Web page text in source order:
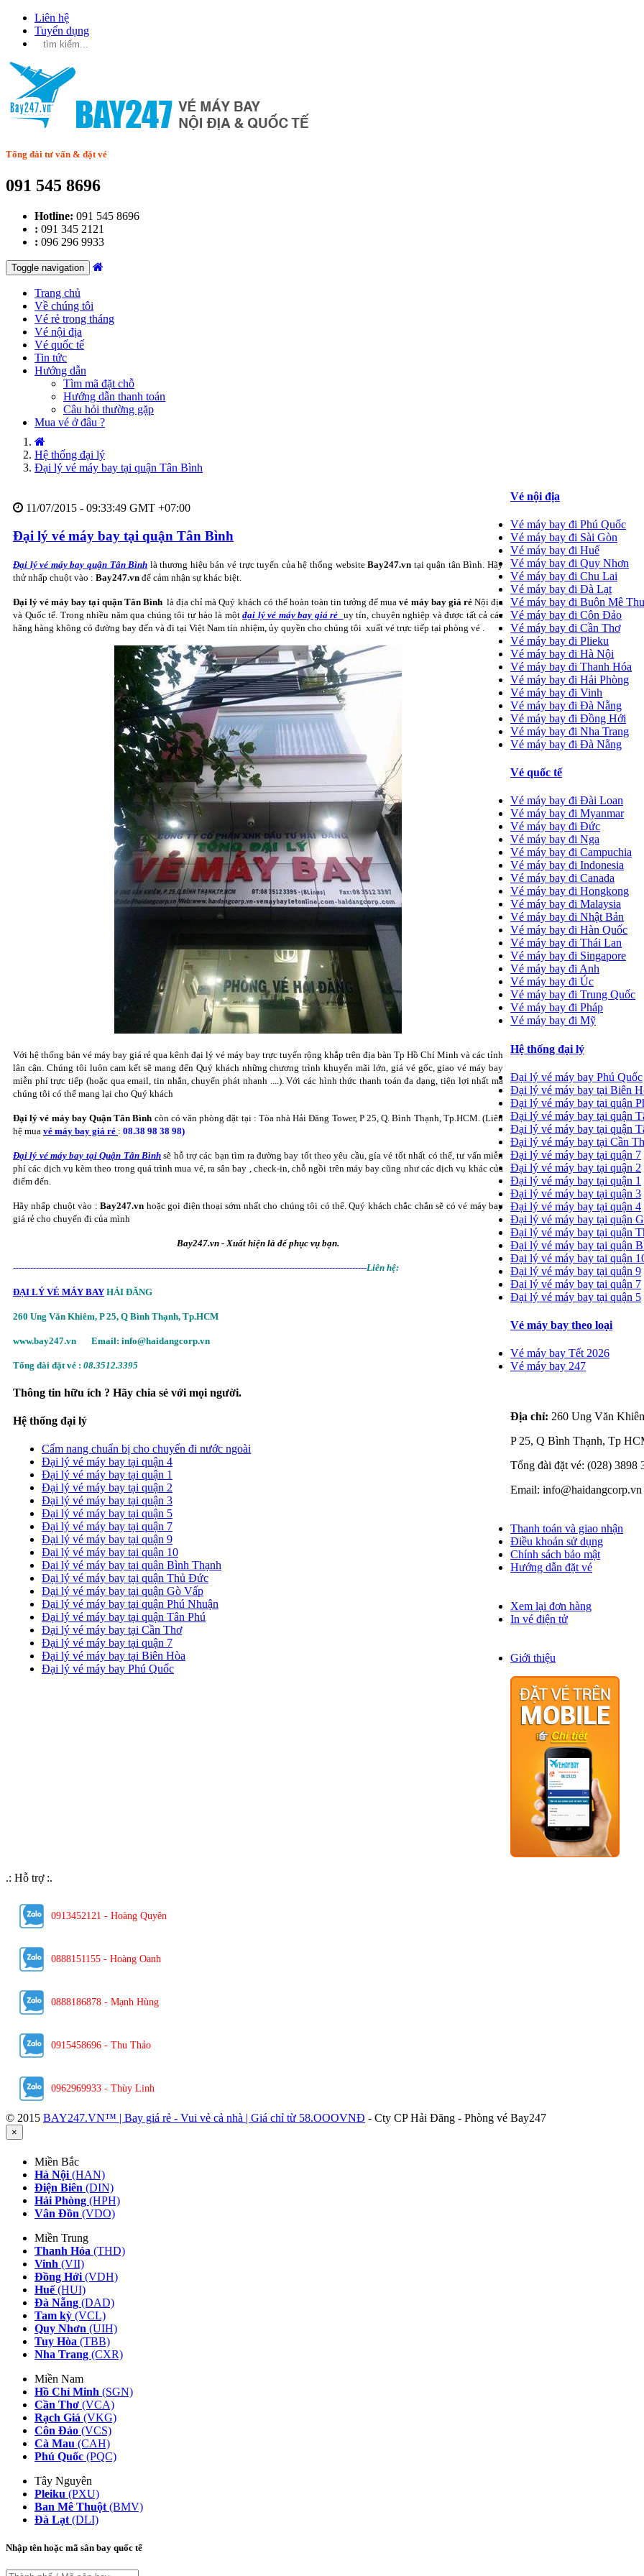
Liên hệ
Tuyển dụng
Tổng đài tư vấn & đặt vé
091 545 8696
Hotline: 091 545 8696
: 091 345 2121
: 096 296 9933
Toggle navigation
Trang chủ
Về chúng tôi
Vé rẻ trong tháng
Vé nội địa
Vé quốc tế
Tin tức
Hướng dẫn
Tìm mã đặt chỗ
Hướng dẫn thanh toán
Câu hỏi thường gặp
Mua vé ở đâu ?
Hệ thống đại lý
Đại lý vé máy bay tại quận Tân Bình
11/07/2015 - 09:33:49 GMT +07:00
Đại lý vé máy bay tại quận Tân Bình
Đại lý vé máy bay quận Tân Bình là thương hiệu bán vé trực tuyến của hệ thống websiteBay247.vn tại quận tân Bình. Hãy
thử nhấp chuột vào : Bay247.vn để cảm nhận sự khác biệt.
Đại lý vé máy bay tại quận Tân Bình là địa chỉ mà Quý khách có thể hoàn toàn tin tưởng để muavé máy bay giá rẻNội địa
và Quốc tế. Trong nhiều năm qua chúng tôi tự hào là mộtđại lý vé máy bay giá rẻ uy tín, chuyên nghiệp và được tất cả các
hãng hàng không có đường bay đến và đi tại Việt Nam tín nhiệm, ủy quyền cho chúng tôi xuất vé trực tiếp tại phòng vé .
Với hệ thống bán vé máy bay giá rẻ qua kênh đại lý vé máy bay trực tuyến rộng khắp trên địa bàn Tp Hồ Chí Minh và các tỉnh
lân cận. Chúng tôi luôn cam kết sẽ mang đến Quý khách những chương trình khuyến mãi lớn, giá vé gốc, giao vé máy bay
miễn phí trực tiếp (hoặc qua email, tin nhắn, chuyển phát nhanh ....). Với các hình thức thanh toán đa dạng, tiện lợi nhất mà
chúng tôi có thể mang lại cho Quý khách
Đại lý vé máy bay Quận Tân Bình còn có văn phòng đặt tại : Tòa nhà Hải Đăng Tower, P 25, Q. Bình Thạnh, Tp.HCM. (Liên
hệ mua vé máy bay giá rẻ : 08.38 98 38 98)
Đại lý vé máy bay tại Quận Tân Bìnhsẽ hỗ trợ các bạn tìm ra đường bay tốt theo yêu cầu, gía vé tốt nhất có thể, tư vấn miễn
phí các dịch vụ kèm theo trong quá trình mua vé, ra sân bay , check-in, chỗ ngồi trên máy bay cũng như các dịch vụ khác của
điểm đến.
Hãy nhấp chuột vào :Bay247.vn hoặc gọi điện thoại sớm nhất cho chúng tôi có thể. Quý khách chắc chắn sẽ có vé máy bay
giá rẻ cho chuyến đi của mình
Bay247.vn - Xuất hiện là để phục vụ bạn.
---------------------------------------------------------------------------------------------------------------------------Liên hệ:
ĐẠI LÝ VÉ MÁY BAY HẢI ĐĂNG
260 Ung Văn Khiêm, P 25, Q Bình Thạnh, Tp.HCM
www.bay247.vn Email: info@haidangcorp.vn
Tổng đài đặt vé : 08.3512.3395
Thông tin hữu ích ? Hãy chia sẻ với mọi người.
Hệ thống đại lý
Cẩm nang chuẩn bị cho chuyến đi nước ngoài
Đại lý vé máy bay tại quận 4
Đại lý vé máy bay tại quận 1
Đại lý vé máy bay tại quận 2
Đại lý vé máy bay tại quận 3
Đại lý vé máy bay tại quận 5
Đại lý vé máy bay tại quận 7
Đại lý vé máy bay tại quận 9
Đại lý vé máy bay tại quận 10
Đại lý vé máy bay tại quận Bình Thạnh
Đại lý vé máy bay tại quận Thủ Đức
Đại lý vé máy bay tại quận Gò Vấp
Đại lý vé máy bay tại quận Phú Nhuận
Đại lý vé máy bay tại quận Tân Phú
Đại lý vé máy bay tại Cần Thơ
Đại lý vé máy bay tại quận 7
Đại lý vé máy bay tại Biên Hòa
Đại lý vé máy bay Phú Quốc
Vé nội địa
Vé máy bay đi Phú Quốc
Vé máy bay đi Sài Gòn
Vé máy bay đi Huế
Vé máy bay đi Quy Nhơn
Vé máy bay đi Chu Lai
Vé máy bay đi Đà Lạt
Vé máy bay đi Buôn Mê
Vé máy bay đi Côn Đảo
Vé máy bay đi Cần Thơ
Vé máy bay đi Plieku
Vé máy bay đi Hà Nội
Vé máy bay đi Thanh Hóa
Vé máy bay đi Hải Phòng
Vé máy bay đi Vinh
Vé máy bay đi Đà Nẵng
Vé máy bay đi Đồng Hới
Vé máy bay đi Nha Trang
Vé máy bay đi Đà Nẵng
Vé quốc tế
Vé máy bay đi Đài Loan
Vé máy bay đi Myanmar
Vé máy bay đi Đức
Vé máy bay đi Nga
Vé máy bay đi Campuchia
Vé máy bay đi Indonesia
Vé máy bay đi Canada
Vé máy bay đi Hongkong
Vé máy bay đi Malaysia
Vé máy bay đi Nhật Bản
Vé máy bay đi Hàn Quốc
Vé máy bay đi Thái Lan
Vé máy bay đi Singapore
Vé máy bay đi Anh
Vé máy bay đi Úc
Vé máy bay đi Trung Quốc
Vé máy bay đi Pháp
Vé máy bay đi Mỹ
Hệ thống đại lý
Đại lý vé máy bay Phú Quốc
Đại lý vé máy bay tại Biên
Đại lý vé máy bay tại quận
Đại lý vé máy bay tại quận
Đại lý vé máy bay tại quận
Đại lý vé máy bay tại Cần
Đại lý vé máy bay tại quận 7
Đại lý vé máy bay tại quận 2
Đại lý vé máy bay tại quận 1
Đại lý vé máy bay tại quận 3
Đại lý vé máy bay tại quận 4
Đại lý vé máy bay tại quận
Đại lý vé máy bay tại quận
Đại lý vé máy bay tại quận
Đại lý vé máy bay tại quận
Đại lý vé máy bay tại quận 9
Đại lý vé máy bay tại quận 7
Đại lý vé máy bay tại quận 5
Vé máy bay theo loại
Vé máy bay Tết 2026
Vé máy bay 247
Địa chỉ: 260 Ung Văn
P 25, Q Bình Thạnh, Tp
Tổng đài đặt vé: (028) 3898
Email: info@haidangcorp.vn
Thanh toán và giao nhận
Điều khoản sử dụng
Chính sách bảo mật
Hướng dẫn đặt vé
Xem lại đơn hàng
In vé điện tử
Giới thiệu
.: Hỗ trợ :.
0913452121 - Hoàng Quyên
0888151155 - Hoàng Oanh
0888186878 - Mạnh Hùng
0915458696 - Thu Thảo
0962969933 - Thùy Linh
© 2015 BAY247.VN™ | Bay giá rẻ - Vui vẻ cả nhà | Giá chỉ từ 58.OOOVNĐ - Cty CP Hải Đăng - Phòng vé Bay247
×
Miền Bắc
Hà Nội (HAN)
Điện Biên (DIN)
Hải Phòng (HPH)
Vân Đồn (VDO)
Miền Trung
Thanh Hóa (THD)
Vinh (VII)
Đồng Hới (VDH)
Huế(HUI)
Đà Nẵng (DAD)
Tam kỳ (VCL)
Quy Nhơn (UIH)
Tuy Hòa (TBB)
Nha Trang (CXR)
Miền Nam
Hồ Chí Minh (SGN)
Cần Thơ (VCA)
Rạch Giá (VKG)
Côn Đảo (VCS)
Cà Mau (CAH)
Phú Quốc (PQC)
Tây Nguyên
Pleiku (PXU)
Ban Mê Thuột (BMV)
Đà Lạt (DLI)
Nhập tên hoặc mã sân bay quốc tế